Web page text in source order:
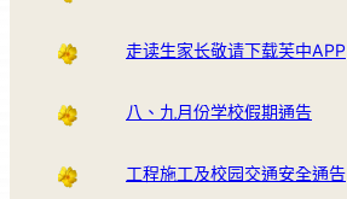
走读生家长敬请下载芙中APP
八、九月份学校假期通告
工程施工及校园交通安全通告